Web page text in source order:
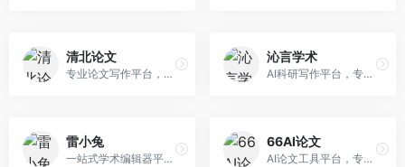
清北论文
专业论文写作平台，依托高校学术资源。面向本科生和研究生，提供论文指导、写作辅助、查重检测等服务，学术规范性强，适合追求高质量论文的用户。
沁言学术
AI科研写作平台，专注于学术研究辅助。面向研究生和科研工作者，提供文献分析、研究方法指导、论文撰写等服务，学术资源丰富，研究支持全面。
雷小兔
一站式学术编辑器平台，覆盖论文写作全流程。面向高校学生和科研人员，提供选题分析、文献检索、论文生成、查重降重等服务，操作流程清晰，学术写作效率显著提升。
66AI论文
AI论文工具平台，专注于高质量低查重论文生成。面向大学生和研究生，提供论文写作、降重修改等服务，生成内容原创度高，查重率低。